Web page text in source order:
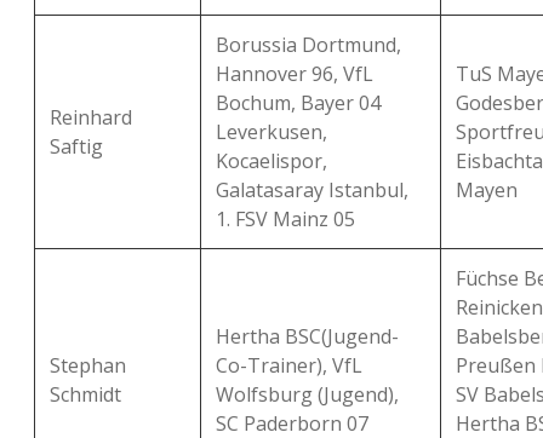
Reinhard
Saftig
Borussia Dortmund,
Hannover 96, VfL
Bochum, Bayer 04
Leverkusen,
Kocaelispor,
Galatasaray Istanbul,
1. FSV Mainz 05
TuS
Mayen
Stephan
Schmidt
Hertha BSC(Jugend-
Co-Trainer), VfL
Wolfsburg (Jugend),
SC Paderborn 07
Füchse
Preußen
SV
Hertha